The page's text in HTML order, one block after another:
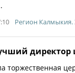
Регион Калмыкия.
директор
торжественная